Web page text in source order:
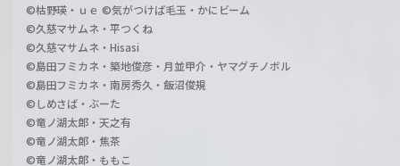
©枯野瑛・ｕｅ ©気がつけば毛玉・かにビーム
©久慈マサムネ・平つくね
©久慈マサムネ・Hisasi
©島田フミカネ・築地俊彦・月並甲介・ヤマグチノボル
©島田フミカネ・南房秀久・飯沼俊規
©しめさば・ぶーた
©竜ノ湖太郎・天之有
©竜ノ湖太郎・焦茶
©竜ノ湖太郎・ももこ